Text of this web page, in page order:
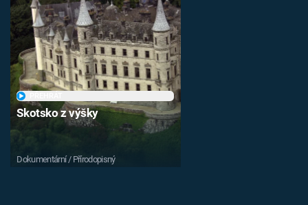
Skotsko z výšky
Dokumentární / Přírodopisný